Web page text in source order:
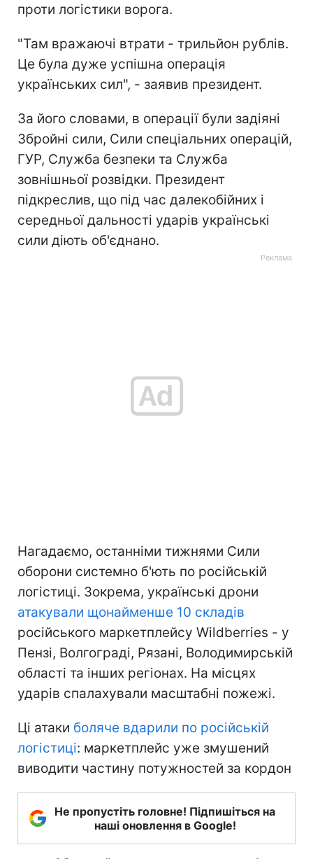
проти логістики ворога.
"Там вражаючі втрати - трильйон рублів.
Це була дуже успішна операція
українських сил", - заявив президент.
За його словами, в операції були задіяні
Збройні сили, Сили спеціальних операцій,
ГУР, Служба безпеки та Служба
зовнішньої розвідки. Президент
підкреслив, що під час далекобійних і
середньої дальності ударів українські
сили діють об'єднано.
Нагадаємо, останніми тижнями Сили
оборони системно б'ють по російській
логістиці. Зокрема, українські дрони
атакували щонайменше 10 складів
російського маркетплейсу Wildberries - у
Пензі, Волгограді, Рязані, Володимирській
області та інших регіонах. На місцях
ударів спалахували масштабні пожежі.
Ці атаки боляче вдарили по російській
логістиці: маркетплейс уже змушений
виводити частину потужностей за кордон
Не пропустіть головне! Підпишіться на
наші оновлення в Google!